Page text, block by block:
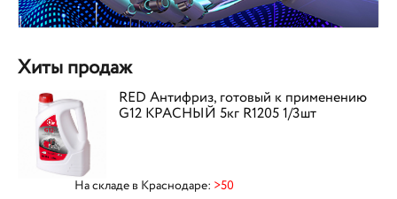
Хиты продаж
RED Антифриз, готовый к применению
G12 КРАСНЫЙ 5кг R1205 1/3шт
На складе в Краснодаре: >50